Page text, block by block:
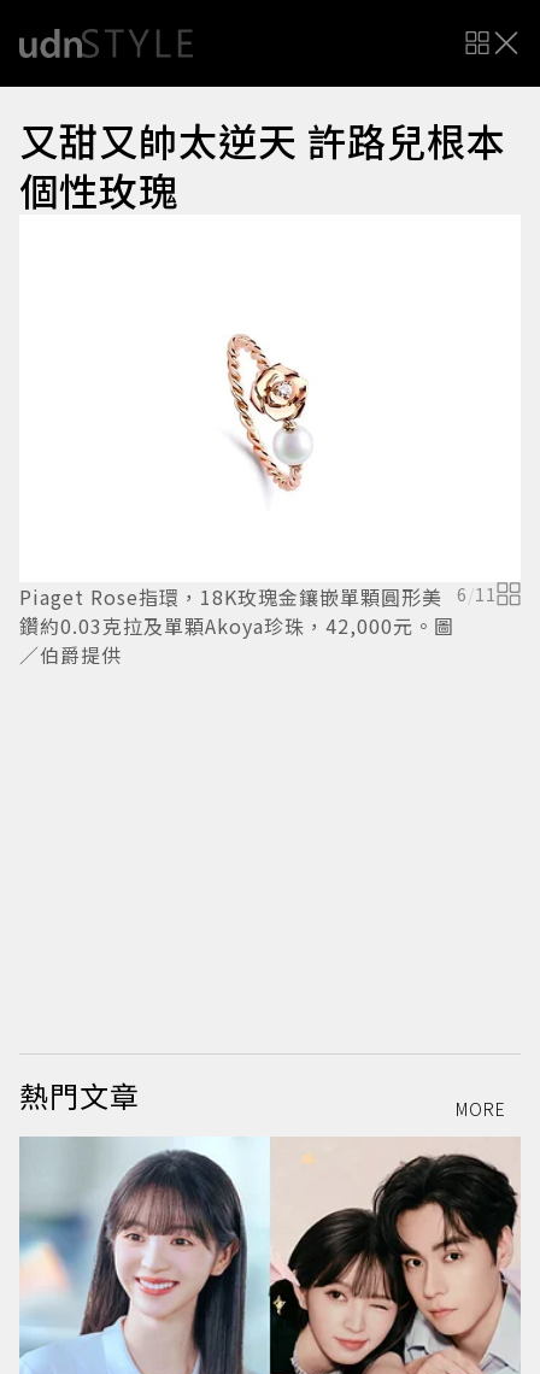
又甜又帥太逆天 許路兒根本
個性玫瑰
Piaget Rose指環，18K玫瑰金鑲嵌單顆圓形美
鑽約0.03克拉及單顆Akoya珍珠，42,000元。圖
／伯爵提供
6/11
熱門文章 MORE